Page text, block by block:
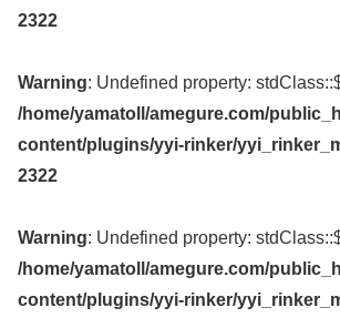
2322
Warning: Undefined property:
/home/yamatoll/amegure.com/
content/plugins/yyi-rinker/
2322
Warning: Undefined property:
/home/yamatoll/amegure.com/
content/plugins/yyi-rinker/